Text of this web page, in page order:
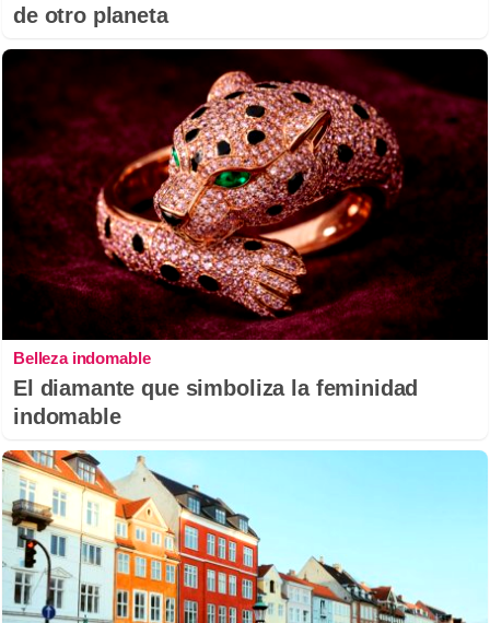
de otro planeta
Belleza indomable
El diamante que simboliza la feminidad
indomable